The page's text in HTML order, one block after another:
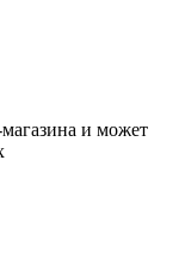
и может